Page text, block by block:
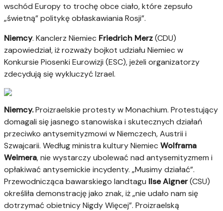
wschód Europy to trochę obce ciało, które zepsuło
„świetną” politykę obłaskawiania Rosji”.
Niemcy. Kanclerz Niemiec Friedrich Merz(CDU)
zapowiedział, iż rozważy bojkot udziału Niemiec w
Konkursie Piosenki Eurowizji (ESC), jeżeli organizatorzy
zdecydują się wykluczyć Izrael.
Niemcy.Proizraelskie protesty w Monachium. Protestujący
domagali się jasnego stanowiska i skutecznych działań
przeciwko antysemityzmowi w Niemczech, Austrii i
Szwajcarii. Według ministra kultury NiemiecWolframa
Weimera, nie wystarczy ubolewać nad antysemityzmem i
opłakiwać antysemickie incydenty. „Musimy działać”.
Przewodnicząca bawarskiego landtagu Ilse Aigner(CSU)
określiła demonstrację jako znak, iż „nie udało nam się
dotrzymać obietnicy Nigdy Więcej”. Proizraelską